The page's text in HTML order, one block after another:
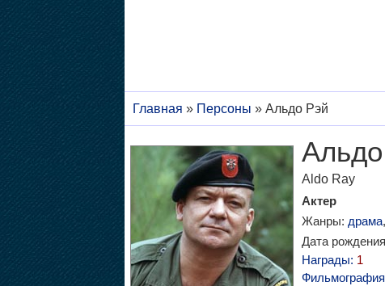
Главная » Персоны » Альдо Рэй
Aldo Ray
Актер
Жанры: драма,
Дата
Награды: 1